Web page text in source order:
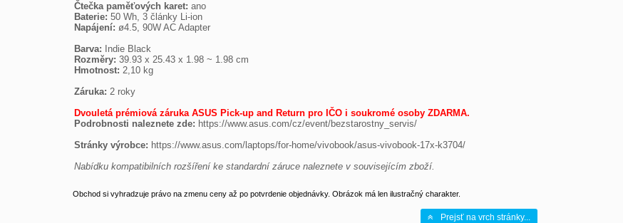
Čtečka paměťových karet:
Baterie:
Napájení: ø4.5, 90W AC Adapter
Barva:
Rozměry:
Hmotnost: 2,10 kg
Záruka: 2 roky
Dvouletá prémiová záruka ASUS Pick-up and Return pro IČO i soukromé osoby ZDARMA.
Podrobnosti naleznete zde: https://www.asus.com/cz/event/bezstarostny_servis/
Stránky výrobce: https://www.asus.com/laptops/for-home/vivobook/asus-vivobook-17x-k3704/
Nabídku kompatibilních rozšíření ke standardní záruce naleznete v souvisejícím zboží.
Obchod si vyhradzuje právo na zmenu ceny až po potvrdenie objednávky. Obrázok má len ilustračný charakter.
Prejsť na vrch stránky...